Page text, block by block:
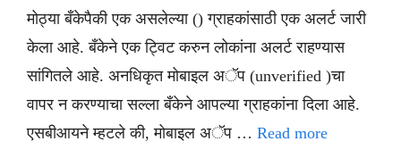
मोठ्या बँकेपैकी एक असलेल्या () ग्राहकांसाठी एक अलर्ट जारी
केला आहे. बँकेने एक ट्विट करुन लोकांना अलर्ट राहण्यास
सांगितले आहे. अनधिकृत मोबाइल अॅप (unverified )चा
वापर न करण्याचा सल्ला बँकेने आपल्या ग्राहकांना दिला आहे.
एसबीआयने म्हटले की, मोबाइल अॅप … Read more